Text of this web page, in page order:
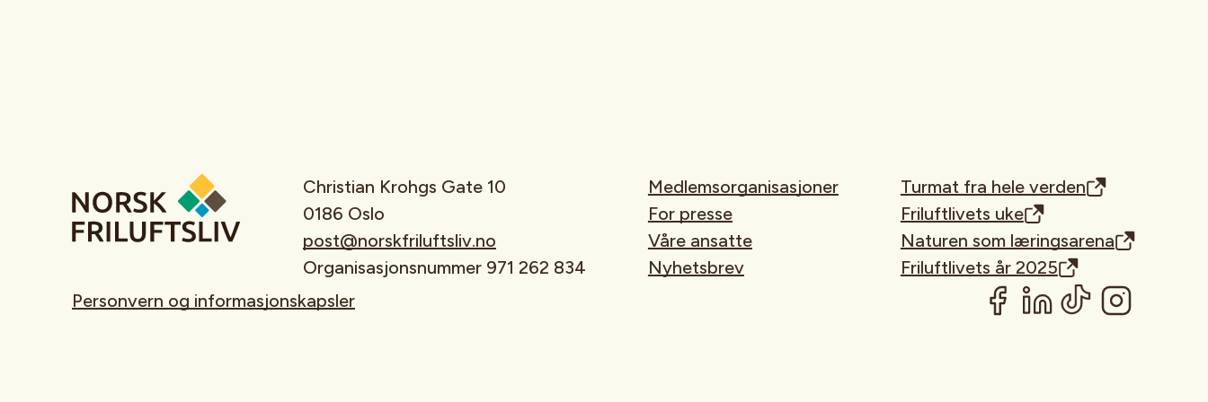
Christian Krohgs Gate 10
0186 Oslo
post@norskfriluftsliv.no
Organisasjonsnummer 971 262 834
Medlemsorganisasjoner
For presse
Våre ansatte
Nyhetsbrev
Turmat fra hele verden
Friluftlivets uke
Naturen som læringsarena
Friluftlivets år 2025
Personvern og informasjonskapsler